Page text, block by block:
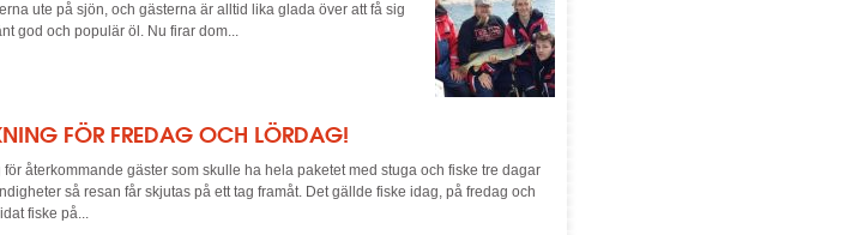
ute på sjön, och gästerna är alltid lika glada över att få sig
god och populär öl. Nu firar dom...
FÖR FREDAG OCH LÖRDAG!
återkommande gäster som skulle ha hela paketet med stuga och fiske tre dagar
så resan får skjutas på ett tag framåt. Det gällde fiske idag, på fredag och
fiske på...